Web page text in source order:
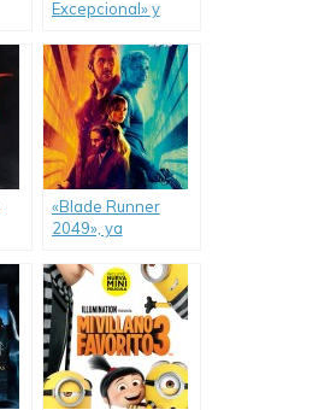
Excepcional» y
inician Septiembre
en SBP Worldwide.
«Blade Runner
2049», ya
y Blu-ray.